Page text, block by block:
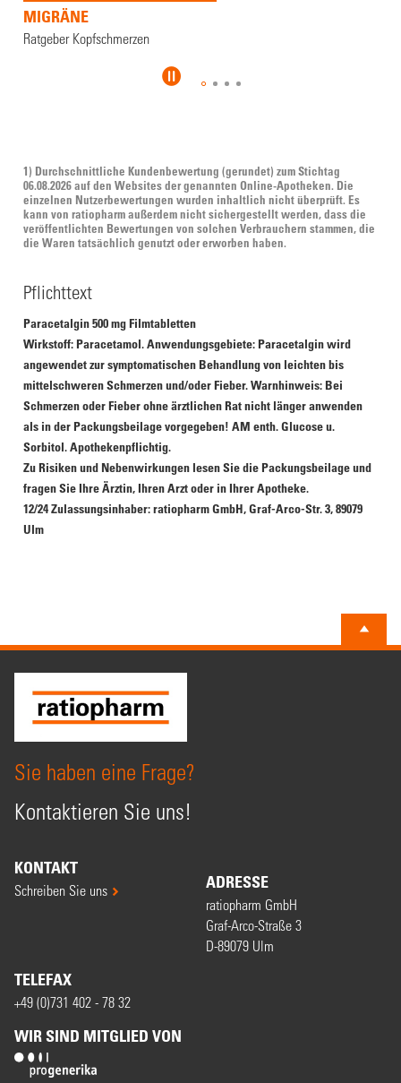
1) Durchschnittliche Kundenbewertung (gerundet) zum Stichtag
06.08.2026 auf den Websites der genannten Online-Apotheken. Die
einzelnen Nutzerbewertungen wurden inhaltlich nicht überprüft. Es
kann von ratiopharm außerdem nicht sichergestellt werden, dass die
veröffentlichten Bewertungen von solchen Verbrauchern stammen, die
die Waren tatsächlich genutzt oder erworben haben.
Pflichttext
Paracetalgin 500 mg Filmtabletten
Wirkstoff: Paracetamol.Anwendungsgebiete: Paracetalgin wird
angewendet zur symptomatischen Behandlung von leichten bis
mittelschweren Schmerzen und/oder Fieber.Warnhinweis: Bei
Schmerzen oder Fieber ohne ärztlichen Rat nicht länger anwenden
als in der Packungsbeilage vorgegeben! AM enth. Glucose u.
Sorbitol.Apothekenpflichtig.
Zu Risiken und Nebenwirkungen lesen Sie die Packungsbeilage und
fragen Sie Ihre Ärztin, Ihren Arzt oder in Ihrer Apotheke.
12/24Zulassungsinhaber:ratiopharm GmbH, Graf-Arco-Str. 3, 89079
Ulm
Sie haben eine Frage?
Kontaktieren Sie uns!
KONTAKT
Schreiben Sie uns ADRESSE
ratiopharm GmbH
Graf-Arco-Straße 3
D-89079 Ulm
TELEFAX
+49 (0)731 402 - 78 32
WIR SIND MITGLIED VON